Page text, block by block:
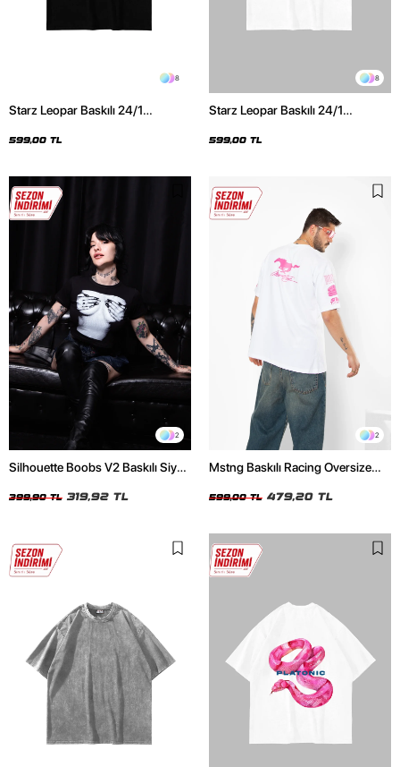
8
Starz Leopar Baskılı 24/1
599,00 TL
8
Starz Leopar Baskılı 24/1
599,00 TL
2
Silhouette Boobs V2 Baskılı Siyah
399,90 TL 319,92 TL
2
Mstng Baskılı Racing Oversize
599,00 TL 479,20 TL